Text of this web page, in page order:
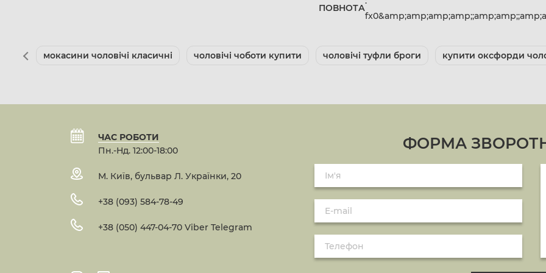
ПОВНОТА
мокасини чоловічі класичні чоловічі чоботи купити чоловічі туфли броги купити оксфорди
ЧАС РОБОТИ
Пн.-Нд. 12:00-18:00
М. Київ, бульвар Л. Українки, 20
+38 (093) 584-78-49
+38 (050) 447-04-70 Viber Telegram
ФОРМА